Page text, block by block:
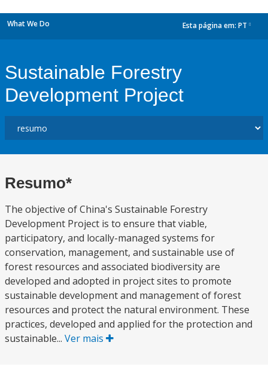
What We Do Esta página em: PT
Sustainable Forestry
Development Project
Resumo*
The objective of China's Sustainable Forestry
Development Project is to ensure that viable,
participatory, and locally-managed systems for
conservation, management, and sustainable use of
forest resources and associated biodiversity are
developed and adopted in project sites to promote
sustainable development and management of forest
resources and protect the natural environment. These
practices, developed and applied for the protection and
sustainable... Ver mais